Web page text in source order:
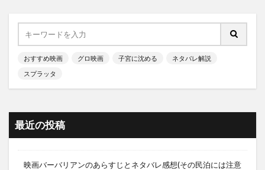
おすすめ映画 グロ映画 子宮に沈める
ネタバレ解説
スプラッタ
最近の投稿
映画バーバリアンのあらすじとネタバレ感想(その民泊には注意